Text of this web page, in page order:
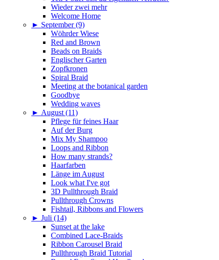
Wieder zwei mehr
Welcome Home
► September (9)
Wöhrder Wiese
Red and Brown
Beads on Braids
Englischer Garten
Zopfkronen
Spiral Braid
Meeting at the botanical garden
Goodbye
Wedding waves
► August (11)
Pflege für feines Haar
Auf der Burg
Mix My Shampoo
Loops and Ribbon
How many strands?
Haarfarben
Länge im August
Look what I've got
3D Pullthrough Braid
Pullthrough Crowns
Fishtail, Ribbons and Flowers
► Juli (14)
Sunset at the lake
Combined Lace-Braids
Ribbon Carousel Braid
Pullthrough Braid Tutorial